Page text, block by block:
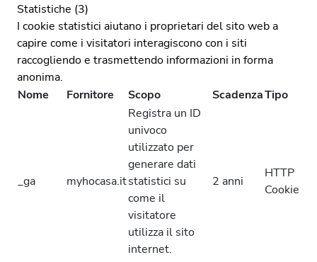
Statistiche (3)
I cookie statistici aiutano i proprietari del sito web a
capire come i visitatori interagiscono con i siti
raccogliendo e trasmettendo informazioni in forma
anonima.
Nome
Fornitore Scopo ScadenzaTipo
_ga myhocasa.it
Registra un ID
univoco
utilizzato per
generare dati
statistici su
come il
visitatore
utilizza il sito
internet.
2 anni
HTTP
Cookie